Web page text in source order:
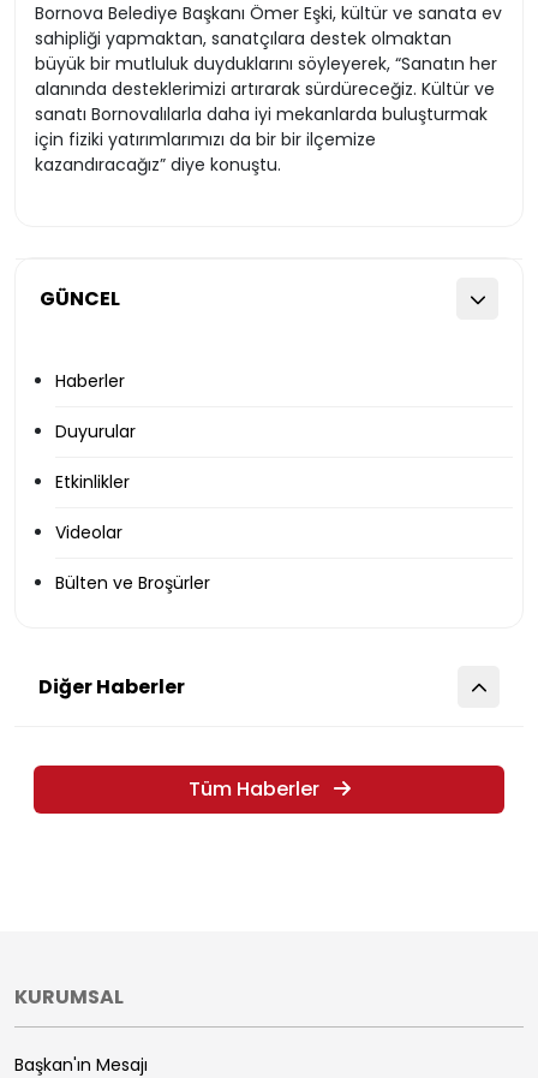
GÜNCEL
Haberler
Duyurular
Etkinlikler
Videolar
Bülten ve Broşürler
Bornova Belediye Başkanı Ömer Eşki, kültür ve sanata ev
sahipliği yapmaktan, sanatçılara destek olmaktan
büyük bir mutluluk duyduklarını söyleyerek, “Sanatın her
alanında desteklerimizi artırarak sürdüreceğiz. Kültür ve
sanatı Bornovalılarla daha iyi mekanlarda buluşturmak
için fiziki yatırımlarımızı da bir bir ilçemize
kazandıracağız” diye konuştu.
Diğer Haberler
Tüm Haberler
KURUMSAL
Başkan'ın Mesajı